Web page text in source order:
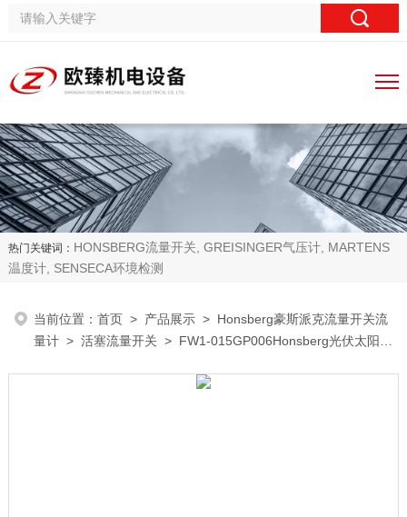
热门关键词： HONSBERG流量开关, GREISINGER气压计, MARTENS
温度计, SENSECA环境检测
当前位置：首页 > 产品展示 > Honsberg豪斯派克流量开关流
量计 >活塞流量开关 > FW1-015GP006Honsberg光伏太阳能